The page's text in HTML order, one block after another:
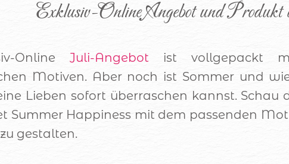
Exklusiv-Online Angebot und Produkt
Online Juli-Angebot ist vollgepackt
Motiven. Aber noch ist Sommer und
Lieben sofort überraschen kannst. Schau
Summer Happiness mit dem passenden
gestalten.